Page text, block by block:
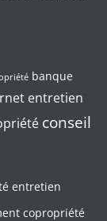
banque
entretien
conseil
entretien
copropriété